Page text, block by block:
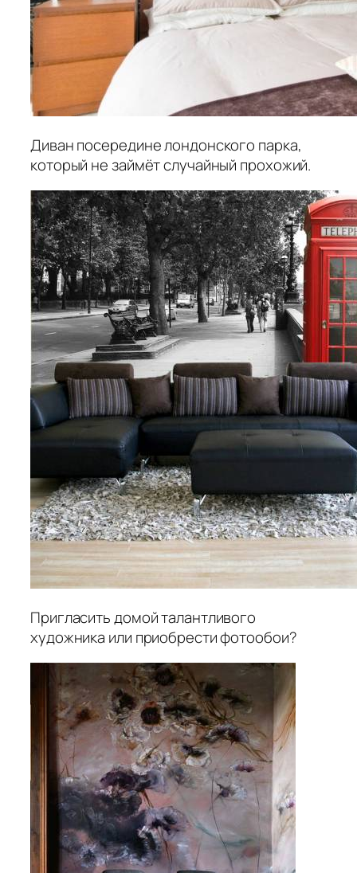
Диван посередине лондонского парка,
который не займёт случайный прохожий.
Пригласить домой талантливого
художника или приобрести фотообои?